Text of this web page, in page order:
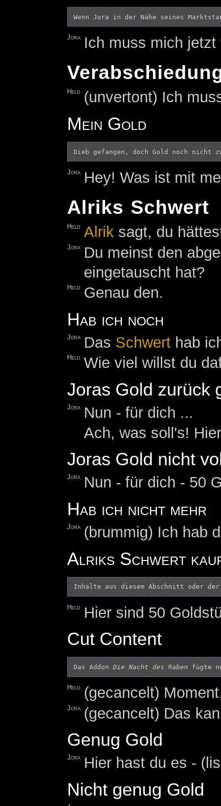
Jora Ich muss mich
Held (unvertont) Ich
Mein Gold
Jora Hey! Was ist mit
Alriks Schwert
Held Alrik sagt, du
Jora
Du meinst den
eingetauscht hat?
Held Genau den.
Hab ich noch
Jora Das Schwert hab
Held Wie viel willst du
Joras Gold zurück
Jora
Nun - für dich ...
Ach, was soll's!
Joras Gold nicht
Jora Nun - für dich - 50
Hab ich nicht mehr
Jora (brummig) Ich hab
Alriks Schwert
Inhalte aus diesem Abschnitt oder
Held Hier sind 50
Cut Content
Das Addon Die Nacht des Raben fügte
Held (gecancelt)
Jora (gecancelt) Das
Genug Gold
Jora Hier hast du es -
Nicht genug Gold